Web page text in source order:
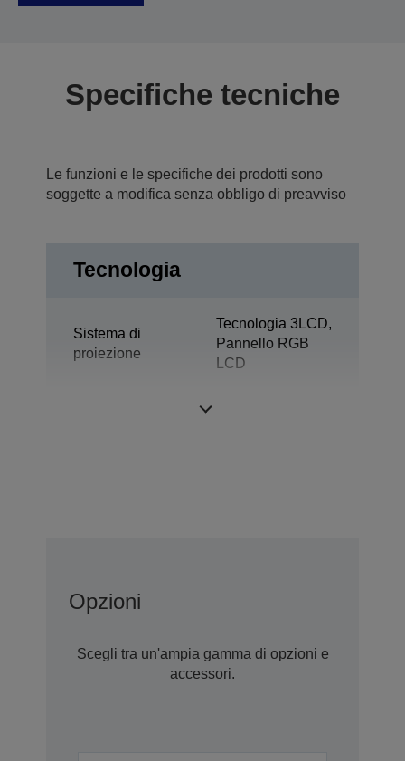
Specifiche tecniche
Le funzioni e le specifiche dei prodotti sono
soggette a modifica senza obbligo di preavviso
Tecnologia
Sistema di
proiezione
Tecnologia 3LCD,
Pannello RGB
LCD
Opzioni
Scegli tra un'ampia gamma di opzioni e
accessori.